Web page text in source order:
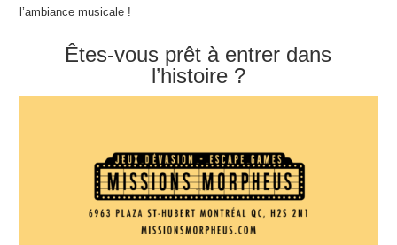
l’ambiance musicale !
Êtes-vous prêt à entrer dans
l’histoire ?